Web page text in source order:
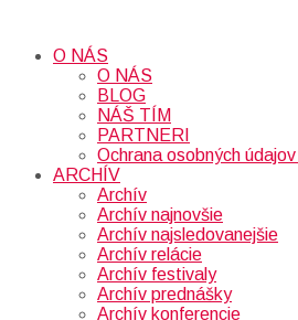
O NÁS
O NÁS
BLOG
NÁŠ TÍM
PARTNERI
Ochrana osobných
ARCHÍV
Archív
Archív najnovšie
Archív najsledovanejšie
Archív relácie
Archív festivaly
Archív prednášky
Archív konferencie